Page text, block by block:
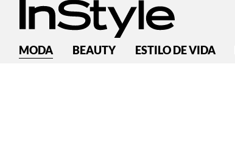
MODA BEAUTY ESTILO DE VIDA